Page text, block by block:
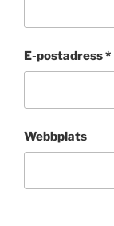
E-postadress*
Webbplats